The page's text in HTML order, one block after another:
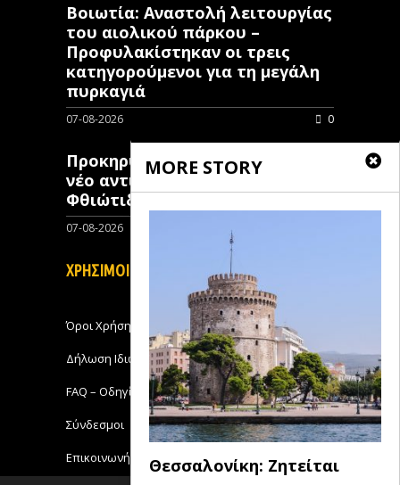
MORE STORY
Θεσσαλονίκη: Ζητείται
Βοιωτία: Αναστολή λειτουργίας
του αιολικού πάρκου –
Προφυλακίστηκαν οι τρεις
κατηγορούμενοι για τη μεγάλη
πυρκαγιά
07-08-2026 0
Προκηρύχθηκε διαγωνισμός για
νέo αντιπλημμυρικό έργο στη
Φθιώτιδα
07-08-2026
ΧΡΗΣΙΜΟΙ ΣΥΝΔΕΣΜΟΙ
Όροι Χρήσης
Δήλωση Ιδιωτικότητας
FAQ – Οδηγίες Χρήσης
Σύνδεσμοι
Επικοινωνήστε με το Michanikos-Online